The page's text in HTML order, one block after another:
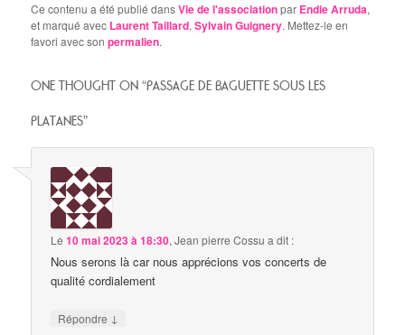
Ce contenu a été publié dansVie de l'associationpar Endie Arruda,
et marqué avec Laurent Taillard,Sylvain Guignery. Mettez-le en
favori avec sonpermalien.
ONE THOUGHT ON “PASSAGE DE BAGUETTE SOUS LES
PLATANES”
Le10 mai 2023 à 18:30,Jean pierre Cossu a dit :
Nous serons là car nous apprécions vos concerts de
qualité cordialement
Répondre ↓